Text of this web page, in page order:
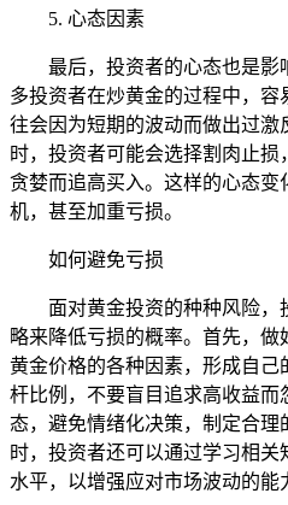
5. 心态因素
最后，投资者的心态也是影
多投资者在炒黄金的过程中，
往会因为短期的波动而做出过
时，投资者可能会选择割肉止
贪婪而追高买入。这样的心态变
机，甚至加重亏损。
如何避免亏损
面对黄金投资的种种风险
略来降低亏损的概率。首先，
黄金价格的各种因素，形成自
杆比例，不要盲目追求高收益
态，避免情绪化决策，制定合理
时，投资者还可以通过学习相
水平，以增强应对市场波动的能